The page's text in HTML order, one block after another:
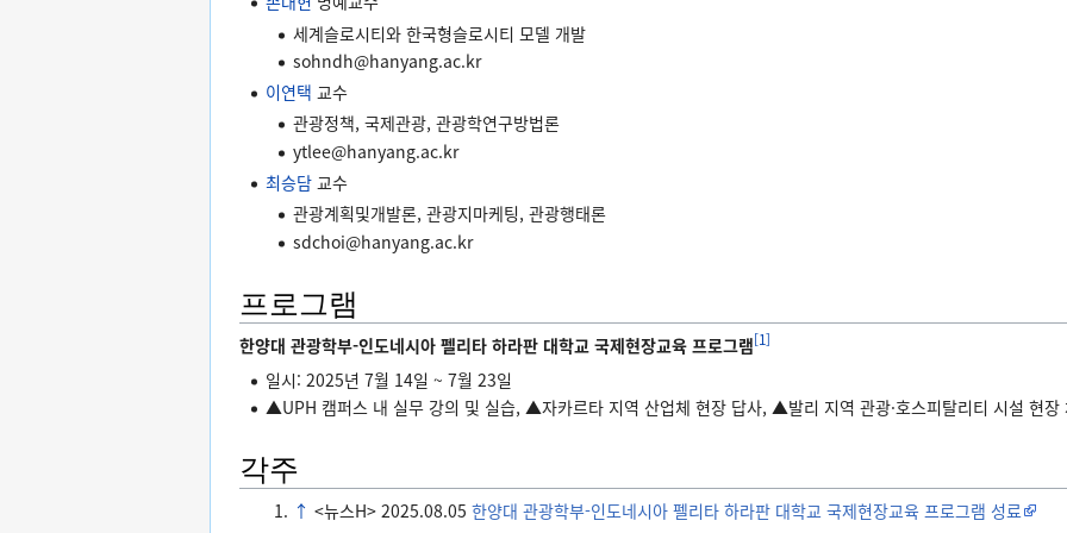
세계슬로시티와 한국형슬로시티 모델 개발
sohndh@hanyang.ac.kr
이연택 교수
관광정책, 국제관광, 관광학연구방법론
ytlee@hanyang.ac.kr
최승담 교수
관광계획및개발론, 관광지마케팅, 관광행태론
sdchoi@hanyang.ac.kr
프로그램
한양대 관광학부-인도네시아 펠리타 하라판 대학교 국제현장교육 프로그램[1]
일시: 2025년 7월 14일 ~ 7월 23일
▲UPH 캠퍼스 내 실무 강의 및 실습, ▲자카르타 지역 산업체 현장 답사, ▲발리 지역 관광·호스피탈리티 시설 현장
각주
↑ <뉴스H> 2025.08.05 한양대 관광학부-인도네시아 펠리타 하라판 대학교 국제현장교육 프로그램 성료